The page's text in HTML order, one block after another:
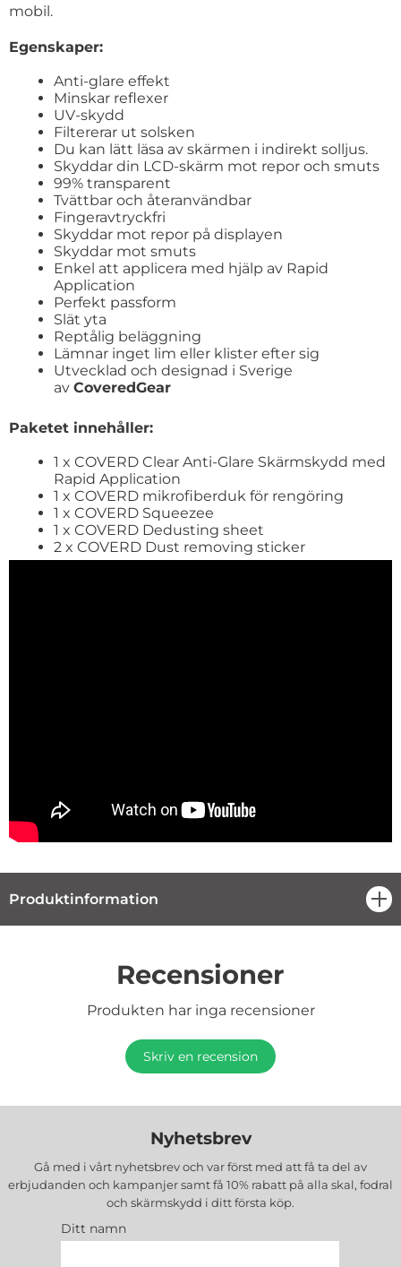
mobil.
Egenskaper:
Anti-glare effekt
Minskar reflexer
UV-skydd
Filtererar ut solsken
Du kan lätt läsa av skärmen i indirekt solljus.
Skyddar din LCD-skärm mot repor och smuts
99% transparent
Tvättbar och återanvändbar
Fingeravtryckfri
Skyddar mot repor på displayen
Skyddar mot smuts
Enkel att applicera med hjälp av Rapid
Application
Perfekt passform
Slät yta
Reptålig beläggning
Lämnar inget lim eller klister efter sig
Utvecklad och designad i Sverige
av CoveredGear
Paketet innehåller:
1 x COVERD Clear Anti-Glare Skärmskydd med
Rapid Application
1 x COVERD mikrofiberduk för rengöring
1 x COVERD Squeezee
1 x COVERD Dedusting sheet
2 x COVERD Dust removing sticker
Produktinformation
Recensioner
Produkten har inga recensioner
Skriv en recension
Nyhetsbrev
Gå med i vårt nyhetsbrev och var först med att få ta del av
erbjudanden och kampanjer samt få 10% rabatt på alla skal, fodral
och skärmskydd i ditt första köp.
Ditt namn